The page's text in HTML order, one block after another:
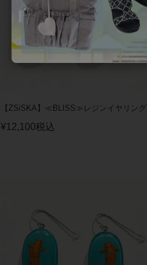
【ZSiSKA】≪BLISS≫レジンイヤリング
¥12,100税込